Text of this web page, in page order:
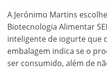
A Jerónimo Martins
Biotecnologia Alimentar
inteligente de iogurte que
embalagem indica se o
ser consumido, além de